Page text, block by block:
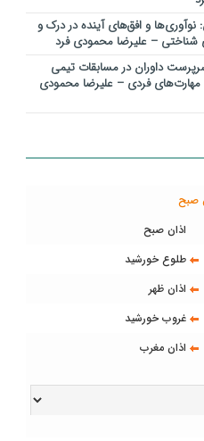
و افق‌های آینده در درک و
– علیرضا محمودی فرد
داوران در مسابقات تیمي
مهارت‌های فردی – علیرضا محمودی
صبح
اذان صبح
طلوع خورشید
اذان ظهر
غروب خورشید
اذان مغرب